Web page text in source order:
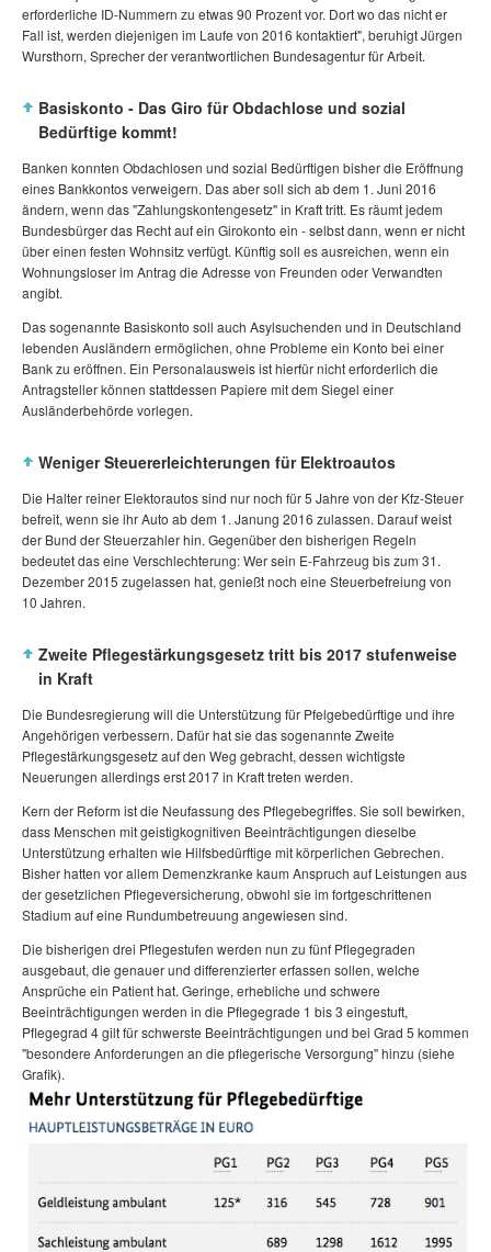
erforderliche ID-Nummern zu etwas 90 Prozent vor. Dort wo das nicht er
Fall ist, werden diejenigen im Laufe von 2016 kontaktiert", beruhigt Jürgen
Wursthorn, Sprecher der verantwortlichen Bundesagentur für Arbeit.
Basiskonto - Das Giro für Obdachlose und sozial
Bedürftige kommt!
Banken konnten Obdachlosen und sozial Bedürftigen bisher die Eröffnung
eines Bankkontos verweigern. Das aber soll sich ab dem 1. Juni 2016
ändern, wenn das "Zahlungskontengesetz" in Kraft tritt. Es räumt jedem
Bundesbürger das Recht auf ein Girokonto ein - selbst dann, wenn er nicht
über einen festen Wohnsitz verfügt. Künftig soll es ausreichen, wenn ein
Wohnungsloser im Antrag die Adresse von Freunden oder Verwandten
angibt.
Das sogenannte Basiskonto soll auch Asylsuchenden und in Deutschland
lebenden Ausländern ermöglichen, ohne Probleme ein Konto bei einer
Bank zu eröffnen. Ein Personalausweis ist hierfür nicht erforderlich die
Antragsteller können stattdessen Papiere mit dem Siegel einer
Ausländerbehörde vorlegen.
Weniger Steuererleichterungen für Elektroautos
Die Halter reiner Elektorautos sind nur noch für 5 Jahre von der Kfz-Steuer
befreit, wenn sie ihr Auto ab dem 1. Janung 2016 zulassen. Darauf weist
der Bund der Steuerzahler hin. Gegenüber den bisherigen Regeln
bedeutet das eine Verschlechterung: Wer sein E-Fahrzeug bis zum 31.
Dezember 2015 zugelassen hat, genießt noch eine Steuerbefreiung von
10 Jahren.
Zweite Pflegestärkungsgesetz tritt bis 2017 stufenweise
in Kraft
Die Bundesregierung will die Unterstützung für Pfelgebedürftige und ihre
Angehörigen verbessern. Dafür hat sie das sogenannte Zweite
Pflegestärkungsgesetz auf den Weg gebracht, dessen wichtigste
Neuerungen allerdings erst 2017 in Kraft treten werden.
Kern der Reform ist die Neufassung des Pflegebegriffes. Sie soll bewirken,
dass Menschen mit geistigkognitiven Beeinträchtigungen dieselbe
Unterstützung erhalten wie Hilfsbedürftige mit körperlichen Gebrechen.
Bisher hatten vor allem Demenzkranke kaum Anspruch auf Leistungen aus
der gesetzlichen Pflegeversicherung, obwohl sie im fortgeschrittenen
Stadium auf eine Rundumbetreuung angewiesen sind.
Die bisherigen drei Pflegestufen werden nun zu fünf Pflegegraden
ausgebaut, die genauer und differenzierter erfassen sollen, welche
Ansprüche ein Patient hat. Geringe, erhebliche und schwere
Beeinträchtigungen werden in die Pflegegrade 1 bis 3 eingestuft,
Pflegegrad 4 gilt für schwerste Beeinträchtigungen und bei Grad 5 kommen
"besondere Anforderungen an die pflegerische Versorgung" hinzu (siehe
Grafik).